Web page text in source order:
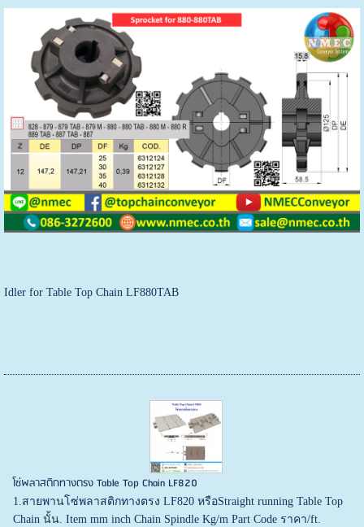
Idler for Table Top Chain LF880TAB
โซ่พลาสติกทางตรง Table Top Chain LF820
1.สายพานโซ่พลาสติกทางตรง LF820 หรือStraight running Table Top
Chain นั้น. Item mm inch Chain Spindle Kg/m Part Code ราคา/ft.